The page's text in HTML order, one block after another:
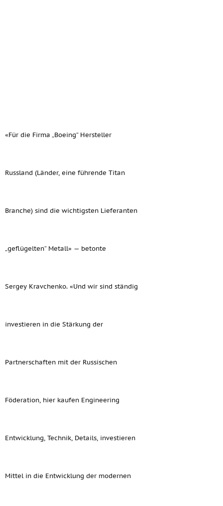
«Für die Firma „Boeing“ Hersteller
Russland (Länder, eine führende Titan
Branche) sind die wichtigsten Lieferanten
„geflügelten“ Metall» — betonte
Sergey Kravchenko. «Und wir sind ständig
investieren in die Stärkung der
Partnerschaften mit der Russischen
Föderation, hier kaufen Engineering
Entwicklung, Technik, Details, investieren
Mittel in die Entwicklung der modernen